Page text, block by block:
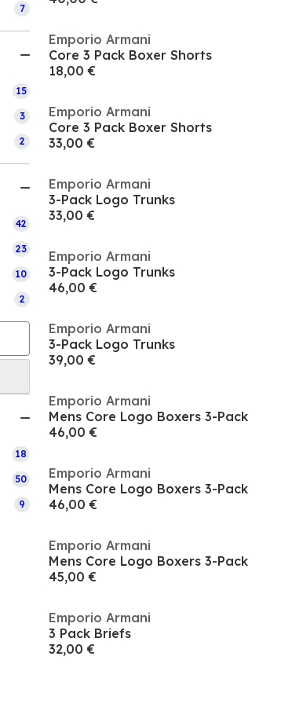
7
15
3
2
42
23
10
2
18
50
9
Emporio Armani
Core 3 Pack Boxer Shorts
18,00 €
Emporio Armani
Core 3 Pack Boxer Shorts
33,00 €
Emporio Armani
3-Pack Logo Trunks
33,00 €
Emporio Armani
3-Pack Logo Trunks
46,00 €
Emporio Armani
3-Pack Logo Trunks
39,00 €
Emporio Armani
Mens Core Logo Boxers 3-Pack
46,00 €
Emporio Armani
Mens Core Logo Boxers 3-Pack
46,00 €
Emporio Armani
Mens Core Logo Boxers 3-Pack
45,00 €
Emporio Armani
3 Pack Briefs
32,00 €